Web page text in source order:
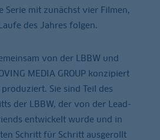
Serie mit zunächst vier Filmen,
des Jahres folgen.
von der LBBW und
MEDIA GROUP konzipiert
produziert. Sie sind Teil des
der LBBW, der von der Lead-
entwickelt wurde und in
Schritt für Schritt ausgerollt